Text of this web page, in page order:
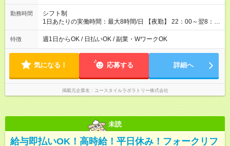
勤務時間
シフト制
1日あたりの実働時間：最大8時間/日 【夜勤】 22：00～翌8：
00 ※週1日～OK ／ 夜勤専従 ※上記の時間内で8時間勤務（休憩
1時間）ご利用者様により、時間は異なります。 ※曜日固定（毎
特徴 週1日からOK / 日払いOK / 副業・WワークOK
気になる！ 応募する 詳細へ
掲載元企業名 ユースタイルラボラトリー株式会社
未読
給与即払いOK！高時給！平日休み！フォークリフ